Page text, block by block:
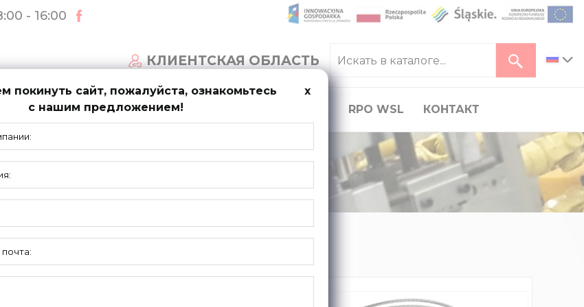
- 16:00
КЛИЕНТСКАЯ ОБЛАСТЬ
ВОРОТ НОВОСТИ ПОДДЕРЖКА RPO WSL КОНТАКТ
покинуть сайт, пожалуйста, ознакомьтесь
с нашим предложением!
x
для систем UNI-F, RK200, RK350